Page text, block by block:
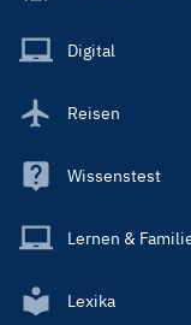
Main
Digital
Reisen
Wissenstest
Lernen &
Lexika